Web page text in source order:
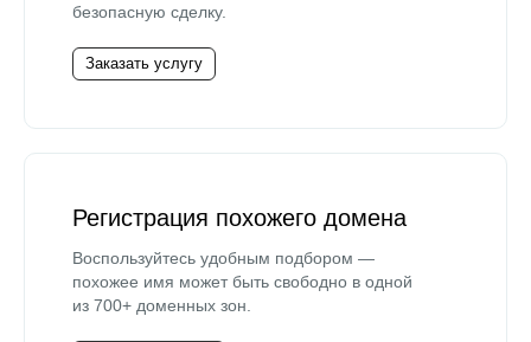
безопасную сделку.
Заказать услугу
Регистрация похожего домена
Воспользуйтесь удобным подбором —
похожее имя может быть свободно в одной
из 700+ доменных зон.